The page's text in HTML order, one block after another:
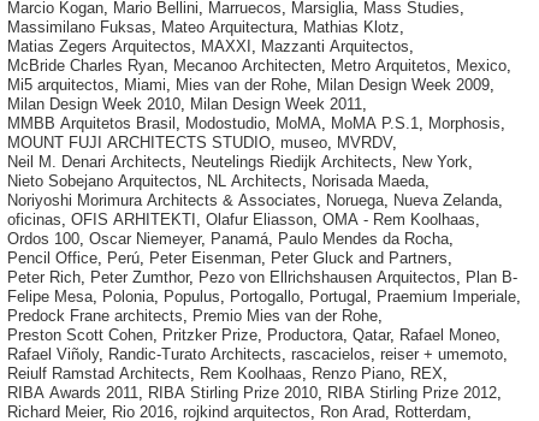
Marcio Kogan, Mario Bellini, Marruecos, Marsiglia, Mass Studies,
Massimilano Fuksas, Mateo Arquitectura, Mathias Klotz,
Matias Zegers Arquitectos, MAXXI , Mazzanti Arquitectos,
McBride Charles Ryan, Mecanoo Architecten, Metro Arquitetos, Mexico,
Mi5 arquitectos, Miami, Mies van der Rohe, Milan Design Week 2009,
Milan Design Week 2010, Milan Design Week 2011,
MMBB Arquitetos Brasil , Modostudio, MoMA, MoMA P.S.1, Morphosis,
MOUNT FUJI ARCHITECTS STUDIO, museo, MVRDV,
Neil M. Denari Architects, Neutelings Riedijk Architects, New York,
Nieto Sobejano Arquitectos, NL Architects, Norisada Maeda,
Noriyoshi Morimura Architects & Associates, Noruega, Nueva Zelanda,
oficinas, OFIS ARHITEKTI , Olafur Eliasson, OMA - Rem Koolhaas,
Ordos 100, Oscar Niemeyer, Panamá, Paulo Mendes da Rocha,
Pencil Office, Perú, Peter Eisenman, Peter Gluck and Partners,
Peter Rich, Peter Zumthor, Pezo von Ellrichshausen Arquitectos, Plan B-
Felipe Mesa, Polonia, Populus, Portogallo, Portugal , Praemium Imperiale,
Predock Frane architects, Premio Mies van der Rohe,
Preston Scott Cohen, Pritzker Prize, Productora, Qatar, Rafael Moneo,
Rafael Viñoly, Randic-Turato Architects, rascacielos, reiser + umemoto,
Reiulf Ramstad Architects, Rem Koolhaas, Renzo Piano, REX,
RIBA Awards 2011, RIBA Stirling Prize 2010, RIBA Stirling Prize 2012,
Richard Meier, Rio 2016, rojkind arquitectos, Ron Arad, Rotterdam,